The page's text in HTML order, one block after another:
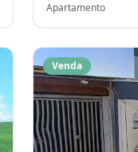
Apartamento
Venda